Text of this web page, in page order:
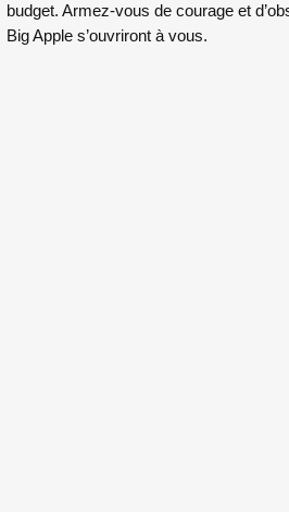
budget. Armez-vous de courage et
Big Apple s’ouvriront à vous.